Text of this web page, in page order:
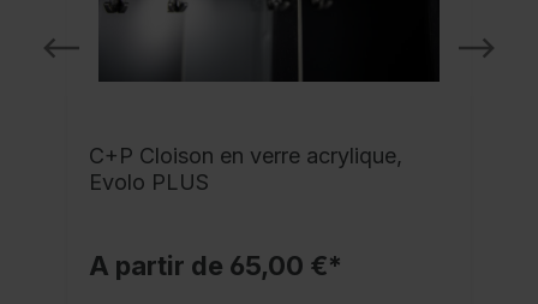
C+P Cloison en verre acrylique,
Evolo PLUS
A partir de 65,00 €*